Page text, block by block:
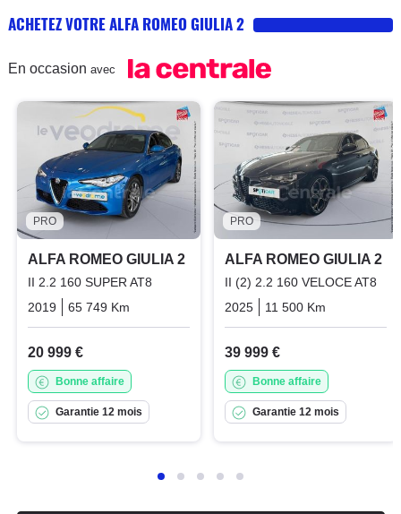
ACHETEZ VOTRE ALFA ROMEO GIULIA 2
En occasion avec
PRO
ALFA ROMEO GIULIA 2
II 2.2 160 SUPER AT8
2019
65 749 Km Diesel
20 999 €
Bonne affaire
Garantie 12 mois
PRO
ALFA ROMEO GIULIA 2
II (2) 2.2 160 VELOCE AT8
2025
11 500 Km
39 999 €
Bonne affaire
Garantie 12 mois